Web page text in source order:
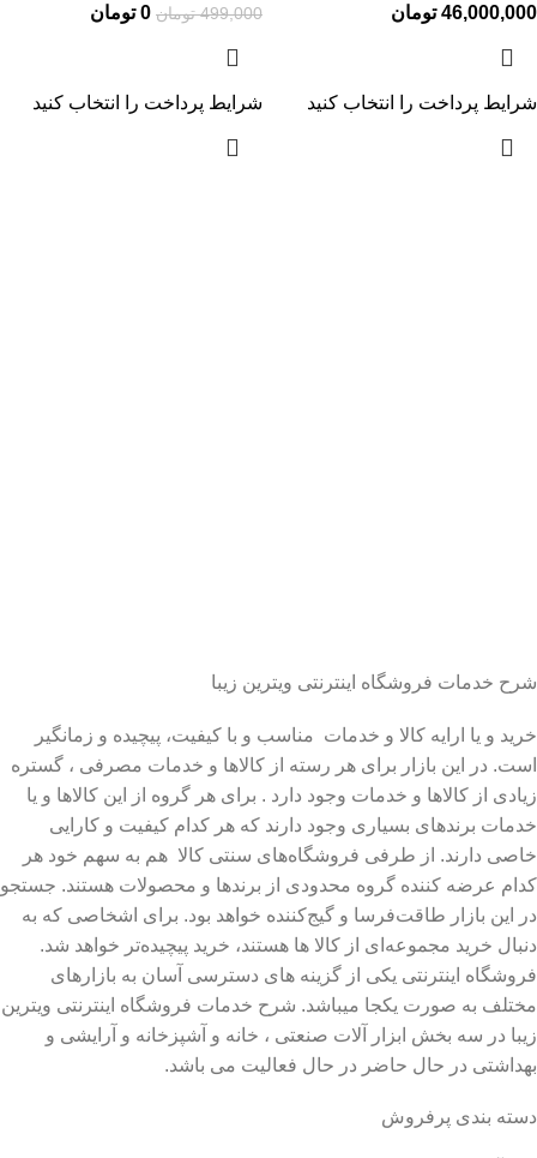
46,000,000 تومان
شرایط پرداخت را انتخاب کنید
499,000 تومان 0 تومان
شرایط پرداخت را انتخاب کنید
شرح خدمات فروشگاه اینترنتی ویترین زیبا
خرید و یا ارایه کالا و خدمات مناسب و با کیفیت، پیچیده و زمانگیر
است. در این بازار برای هر رسته از کالاها و خدمات مصرفی ، گستره
زیادی از کالاها و خدمات وجود دارد . برای هر گروه از این کالاها و یا
خدمات برندهای بسیاری وجود دارند که هر کدام کیفیت و کارایی
خاصی دارند. از طرفی فروشگاه‌های سنتی کالا هم به سهم خود هر
کدام عرضه کننده گروه محدودی از برندها و محصولات هستند. جستجو
در این بازار طاقت‌فرسا و گیج‌کننده خواهد بود. برای اشخاصی که به
دنبال خرید مجموعه‌ای از کالا ها هستند، خرید پیچیده‌تر خواهد شد.
فروشگاه اینترنتی یکی از گزینه های دسترسی آسان به بازارهای
مختلف به صورت یکجا میباشد. شرح خدمات فروشگاه اینترنتی ویترین
زیبا در سه بخش ابزار آلات صنعتی ، خانه و آشپزخانه و آرایشی و
بهداشتی در حال حاضر در حال فعالیت می باشد.
دسته بندی پرفروش